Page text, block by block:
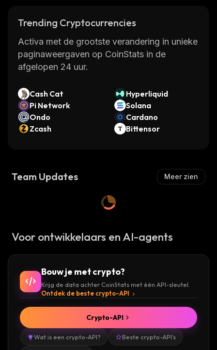
Trending Cryptocurrencies
Activa met de grootste verandering in unieke
paginaweergaven op CoinStats in de
afgelopen 24 uur.
Cash Cat
Hyperliquid
Pi Network
Solana
Ondo
Cardano
Zcash
Bittensor
Team Updates Meer zien
Voor ontwikkelaars en AI-agents
Bouw je met crypto?
Krijg de data achter CoinStats met één API-sleutel.
Ontdek de beste crypto-API
Wat is een crypto-API? Beste crypto-API's
Crypto-API